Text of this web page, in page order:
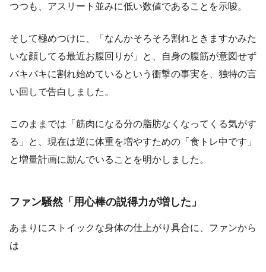
つつも、アスリート並みに低い数値であることを示唆。
そして極めつけに、「なんかそろそろ割れときますかみた
いな顔してる最近お腹回りが」と、自身の腹筋が意図せず
バキバキに割れ始めているという衝撃の事実を、独特の言
い回しで告白しました。
このままでは「筋肉になる分の脂肪なくなってくる気がす
る」と、現在は逆に体重を増やすための「食トレ中です」
と増量計画に励んでいることを明かしました。
ファン騒然「用心棒の説得力が増した」
あまりにストイックな身体の仕上がり具合に、ファンから
は